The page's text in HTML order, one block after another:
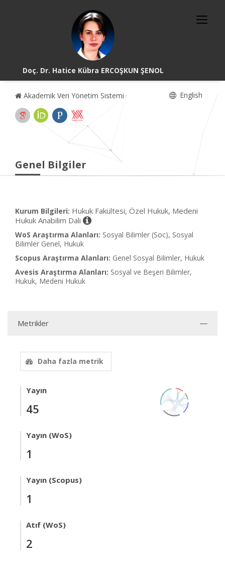
Doç. Dr. Hatice Kübra ERCOŞKUN ŞENOL
Akademik Veri Yönetim Sistemi English
Genel Bilgiler
Kurum Bilgileri: Hukuk Fakültesi, Özel Hukuk, Medeni
Hukuk Anabilim Dalı
WoS Araştırma Alanları: Sosyal Bilimler (Soc), Sosyal
Bilimler Genel, Hukuk
Scopus Araştırma Alanları: Genel Sosyal Bilimler, Hukuk
Avesis Araştırma Alanları: Sosyal ve Beşeri Bilimler,
Hukuk, Medeni Hukuk
Metrikler
Daha fazla metrik
Yayın
45
Yayın (WoS)
1
Yayın (Scopus)
1
Atıf (WoS)
2